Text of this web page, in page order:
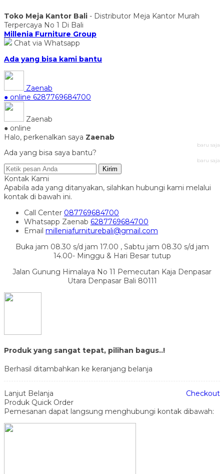
Toko Meja Kantor Bali - Distributor Meja Kantor Murah
Terpercaya No 1 Di Bali
Millenia Furniture Group
Chat via Whatsapp
Ada yang bisa kami bantu
Zaenab
● online 6287769684700
Zaenab
● online
Halo, perkenalkan saya Zaenab
baru saja
Ada yang bisa saya bantu?
baru saja
Kirim
Kontak Kami
Apabila ada yang ditanyakan, silahkan hubungi kami melalui
kontak di bawah ini.
Call Center 087769684700
Whatsapp Zaenab 6287769684700
Email milleniafurniturebali@gmail.com
Buka jam 08.30 s/d jam 17.00 , Sabtu jam 08.30 s/d jam
14.00- Minggu & Hari Besar tutup
Jalan Gunung Himalaya No 11 Pemecutan Kaja Denpasar
Utara Denpasar Bali 80111
Produk yang sangat tepat, pilihan bagus..!
Berhasil ditambahkan ke keranjang belanja
Lanjut Belanja
Checkout
Produk Quick Order
Pemesanan dapat langsung menghubungi kontak dibawah: